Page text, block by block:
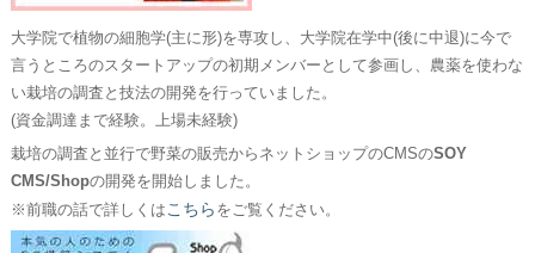
大学院で植物の細胞学(主に形)を専攻し、大学院在学中(後に中退)に今で
言うところのスタートアップの初期メンバーとして参画し、農薬を使わな
い栽培の調査と技法の開発を行っていました。
(資金調達まで経験。上場未経験)
栽培の調査と並行で野菜の販売からネットショップのCMSのSOY
CMS/Shopの開発を開始しました。
※前職の話で詳しくはこちら をご覧ください。